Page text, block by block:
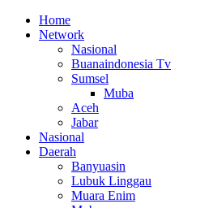
Home
Network
Nasional
Buanaindonesia Tv
Sumsel
Muba
Aceh
Jabar
Nasional
Daerah
Banyuasin
Lubuk Linggau
Muara Enim